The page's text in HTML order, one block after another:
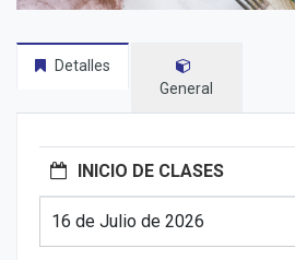
Detalles
General
INICIO DE CLASES
16 de Julio de 2026